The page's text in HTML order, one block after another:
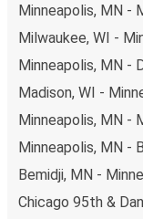
Minneapolis, MN -
Milwaukee, WI -
Minneapolis, MN -
Madison, WI -
Minneapolis, MN -
Minneapolis, MN -
Bemidji, MN -
Chicago 95th &